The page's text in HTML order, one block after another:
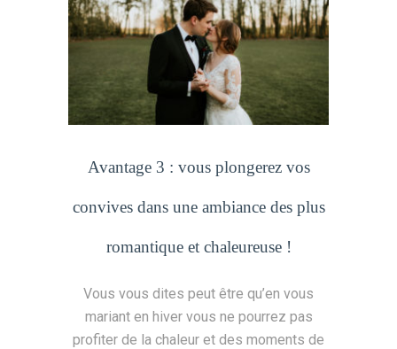
Avantage 3 : vous plongerez vos
convives dans une ambiance des plus
romantique et chaleureuse !
Vous vous dites peut être qu’en vous
mariant en hiver vous ne pourrez pas
profiter de la chaleur et des moments de